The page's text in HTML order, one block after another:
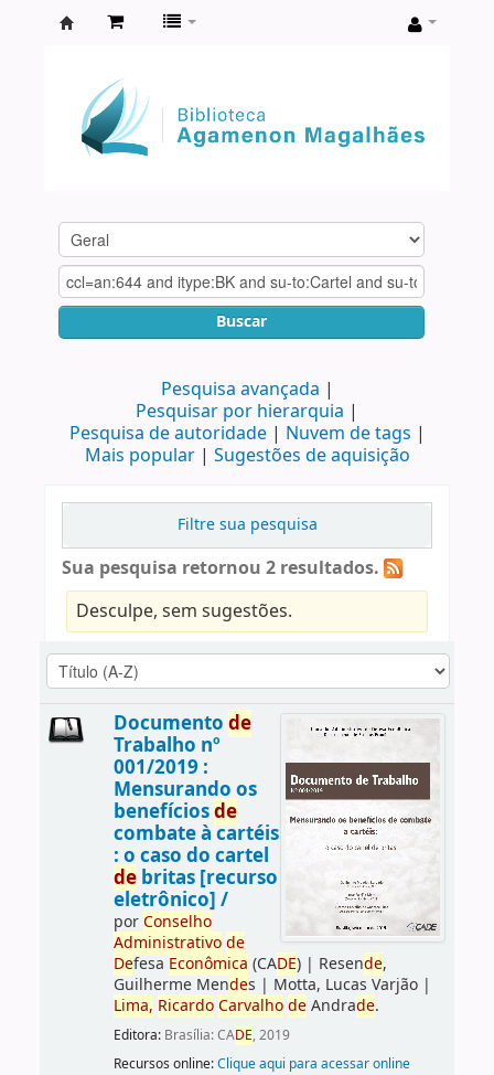
Agamenon
Magalhães
Buscar
Pesquisa avançada
Pesquisar por hierarquia
Pesquisa de autoridade
Nuvem de tags
Mais popular
Sugestões de aquisição
Filtre sua pesquisa
Sua pesquisa retornou 2 resultados.
Desculpe, sem sugestões.
Documento de
Trabalho nº
001/2019 :
Mensurando os
benefíciosde
combate à cartéis
: o caso do cartel
debritas [recurso
eletrônico] /
porConselho
Administrativo de
Defesa Econômica (CADE)| Resende,
Guilherme Mendes | Motta, Lucas Varjão|
Lima, Ricardo Carvalho deAndrade.
Editora: Brasília: CADE, 2019
Recursos online:Clique aqui para acessar online